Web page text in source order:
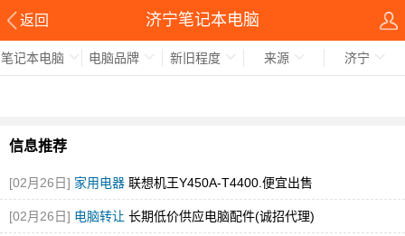
返回 济宁笔记本电脑
笔记本电脑 电脑品牌 新旧程度 来源 济宁
信息推荐
[02月26日] 家用电器 联想机王Y450A-T4400.便宜出售
[02月26日] 电脑转让 长期低价供应电脑配件(诚招代理)